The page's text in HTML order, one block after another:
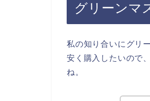
グリーンマ
私の知り合いにグリ
安く購入したいので
ね。